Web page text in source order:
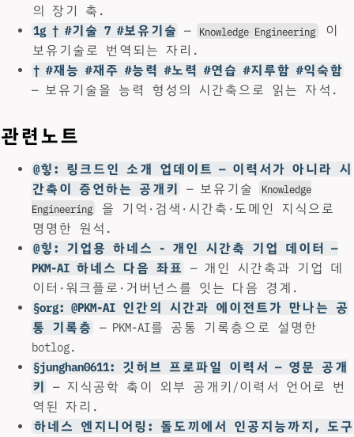
의 장기 축.
1g † #기술 7 #보유기술 — Knowledge Engineering
이
보유기술로 번역되는 자리.
† #재능 #재주 #능력 #노력 #연습 #지루함 #익숙함
— 보유기술을 능력 형성의 시간축으로 읽는 자석.
관련노트
@힣: 링크드인 소개 업데이트 — 이력서가 아니라 시
간축이 증언하는 공개키
— 보유기술
Knowledge
Engineering
을 기억·검색·시간축·도메인 지식으로
명명한 원석.
@힣: 기업용 하네스 - 개인 시간축 기업 데이터 —
PKM-AI 하네스 다음 좌표
— 개인 시간축과 기업 데
이터·워크플로·거버넌스를 잇는 다음 경계.
§org: @PKM-AI 인간의 시간과 에이전트가 만나는 공
통 기록층
— PKM-AI를 공통 기록층으로 설명한
botlog.
§junghan0611: 깃허브 프로파일 이력서 — 영문 공개
키
— 지식공학 축이 외부 공개키/이력서 언어로 번
역된 자리.
하네스 엔지니어링: 돌도끼에서 인공지능까지, 도구